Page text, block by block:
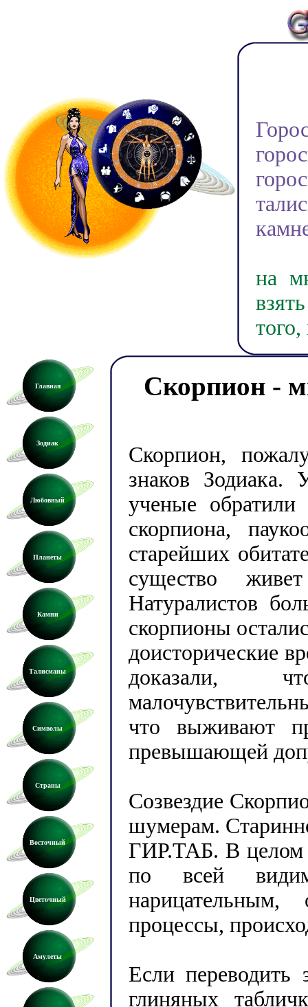
на
Главная
Зодиак
Любовный
Планеты
Камни
Талисманы
Символы
Страны
Восточный
Цветочный
Амулеты
Скорпион -
Скорпион,
знаков Зодиака.
ученые
скорпиона,
старейших
существо
Натуралистов
скорпионы
доисторические
доказали,
что выживают
превышающей
Созвездие
шумерам.
ГИР.ТАБ. В целом
по всей
нарицательным,
процессы,
Если
глиняных